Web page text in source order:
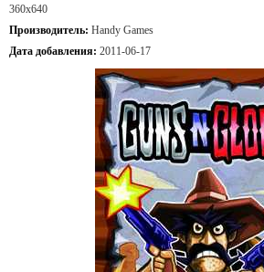
360x640
Производитель: Handy Games
Дата добавления: 2011-06-17